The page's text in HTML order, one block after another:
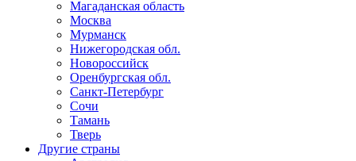
Магаданская область
Москва
Мурманск
Нижегородская обл.
Новороссийск
Оренбургская обл.
Санкт-Петербург
Сочи
Тамань
Тверь
Другие страны